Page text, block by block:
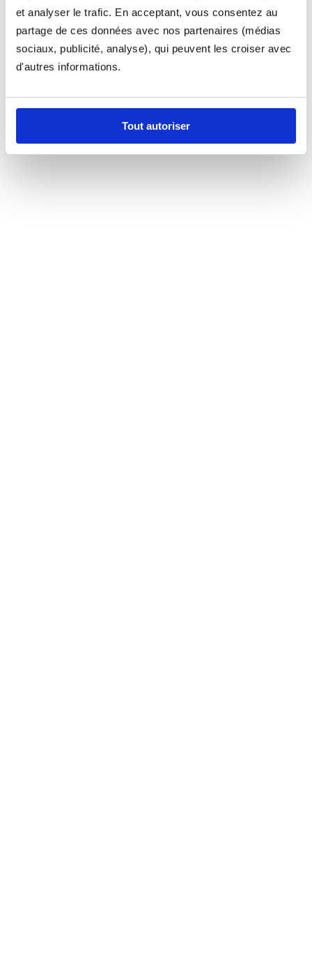
et analyser le trafic. En acceptant, vous consentez au
partage de ces données avec nos partenaires (médias
sociaux, publicité, analyse), qui peuvent les croiser avec
d'autres informations.
Tout autoriser